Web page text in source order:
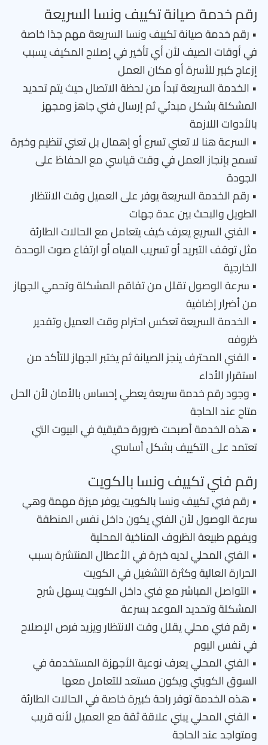
رقم خدمة صيانة تكييف ونسا السريعة
• رقم خدمة صيانة تكييف ونسا السريعة مهم جدًا خاصة
في أوقات الصيف لأن أي تأخير في إصلاح المكيف يسبب
إزعاج كبير للأسرة أو مكان العمل
• الخدمة السريعة تبدأ من لحظة الاتصال حيث يتم تحديد
المشكلة بشكل مبدئي ثم إرسال فني جاهز ومجهز
بالأدوات اللازمة
• السرعة هنا لا تعني تسرع أو إهمال بل تعني تنظيم وخبرة
تسمح بإنجاز العمل في وقت قياسي مع الحفاظ على
الجودة
• رقم الخدمة السريعة يوفر على العميل وقت الانتظار
الطويل والبحث بين عدة جهات
• الفني السريع يعرف كيف يتعامل مع الحالات الطارئة
مثل توقف التبريد أو تسريب المياه أو ارتفاع صوت الوحدة
الخارجية
• سرعة الوصول تقلل من تفاقم المشكلة وتحمي الجهاز
من أضرار إضافية
• الخدمة السريعة تعكس احترام وقت العميل وتقدير
ظروفه
• الفني المحترف ينجز الصيانة ثم يختبر الجهاز للتأكد من
استقرار الأداء
• وجود رقم خدمة سريعة يعطي إحساس بالأمان لأن الحل
متاح عند الحاجة
• هذه الخدمة أصبحت ضرورة حقيقية في البيوت التي
تعتمد على التكييف بشكل أساسي
رقم فني تكييف ونسا بالكويت
• رقم فني تكييف ونسا بالكويت يوفر ميزة مهمة وهي
سرعة الوصول لأن الفني يكون داخل نفس المنطقة
ويفهم طبيعة الظروف المناخية المحلية
• الفني المحلي لديه خبرة في الأعطال المنتشرة بسبب
الحرارة العالية وكثرة التشغيل في الكويت
• التواصل المباشر مع فني داخل الكويت يسهل شرح
المشكلة وتحديد الموعد بسرعة
• رقم فني محلي يقلل وقت الانتظار ويزيد فرص الإصلاح
في نفس اليوم
• الفني المحلي يعرف نوعية الأجهزة المستخدمة في
السوق الكويتي ويكون مستعد للتعامل معها
• هذه الخدمة توفر راحة كبيرة خاصة في الحالات الطارئة
• الفني المحلي يبني علاقة ثقة مع العميل لأنه قريب
ومتواجد عند الحاجة